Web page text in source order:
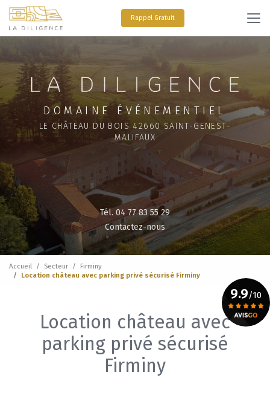
Aller
contenu
Rappel Gratuit
9.9/10
DOMAINE ÉVÉNEMENTIEL
LE CHÂTEAU DU BOIS 42660 SAINT-GENEST-
MALIFAUX
Tél. 04 77 83 55 29
Contactez-nous
Accueil Secteur
Firminy
Location château avec parking privé sécurisé Firminy
Location château avec
parking privé sécurisé
Firminy